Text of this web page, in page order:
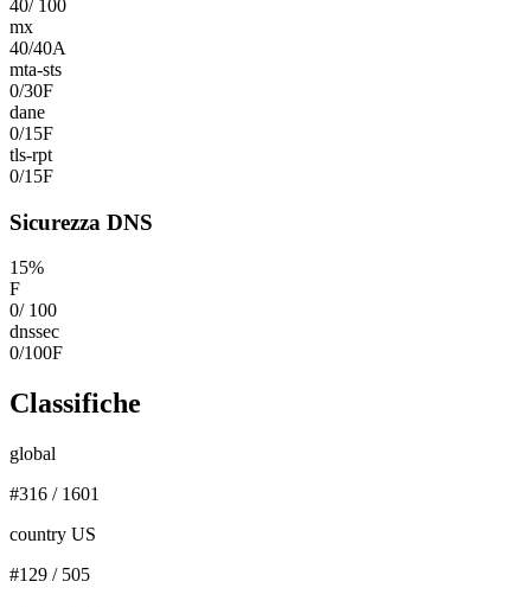
40/ 100
mx
40/40A
mta-sts
0/30F
dane
0/15F
tls-rpt
0/15F
Sicurezza DNS
15%
F
0/ 100
dnssec
0/100F
Classifiche
global
#316 / 1601
country US
#129 / 505